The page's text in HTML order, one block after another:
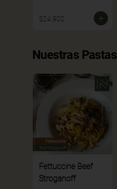
$24.900
Nuestras Pastas
Fettuccine Beef
Stroganoff